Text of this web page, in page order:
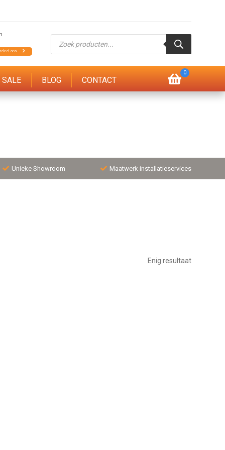
Producten
zoeken
SALE BLOG CONTACT
0
Unieke Showroom Maatwerk installatieservices
Enig resultaat